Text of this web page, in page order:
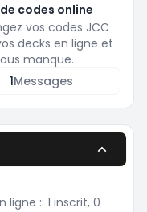
codes online
vos codes JCC
decks en ligne et
manque.
1Messages
ligne :: 1 inscrit, 0